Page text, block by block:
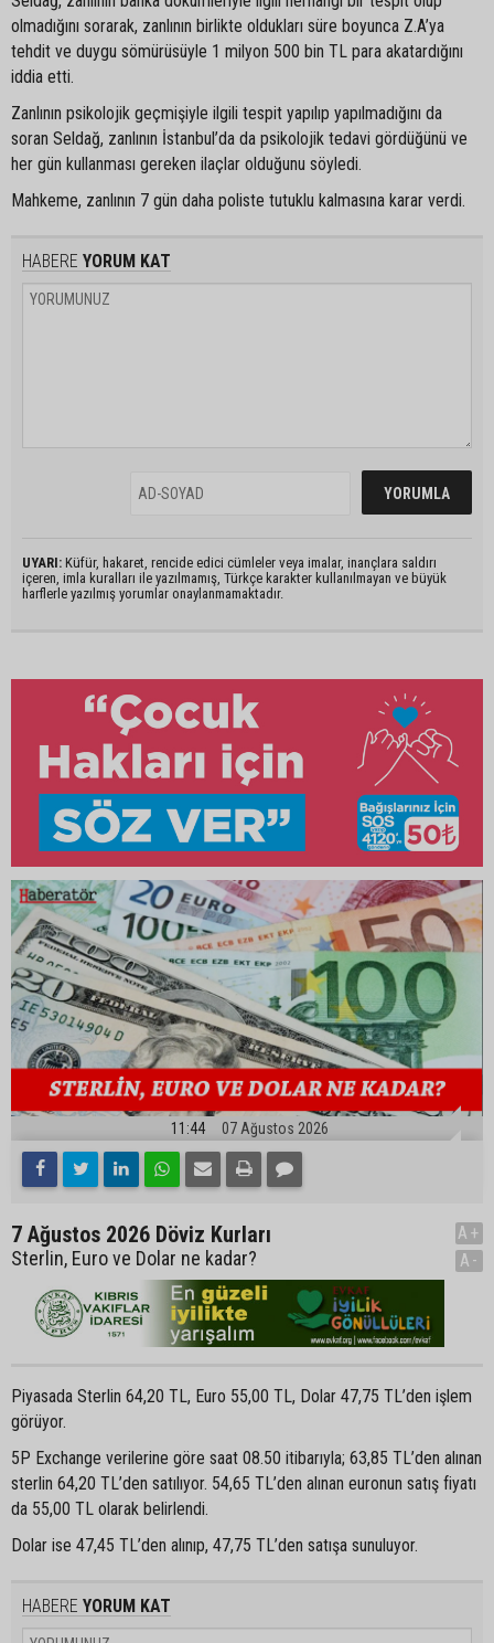
olmadığını sorarak, zanlının birlikte oldukları süre boyunca Z.A’ya
tehdit ve duygu sömürüsüyle 1 milyon 500 bin TL para akatardığını
iddia etti.
Zanlının psikolojik geçmişiyle ilgili tespit yapılıp yapılmadığını da
soran Seldağ, zanlının İstanbul’da da psikolojik tedavi gördüğünü ve
her gün kullanması gereken ilaçlar olduğunu söyledi.
Mahkeme, zanlının 7 gün daha poliste tutuklu kalmasına karar verdi.
HABERE YORUM KAT
UYARI: Küfür, hakaret, rencide edici cümleler veya imalar, inançlara saldırı
içeren, imla kuralları ile yazılmamış, Türkçe karakter kullanılmayan ve büyük
harflerle yazılmış yorumlar onaylanmamaktadır.
11:44 07 Ağustos 2026
7 Ağustos 2026 Döviz Kurları
Sterlin, Euro ve Dolar ne kadar?
A+
A-
Piyasada Sterlin 64,20 TL, Euro 55,00 TL, Dolar 47,75 TL’den işlem
görüyor.
5P Exchange verilerine göre saat 08.50 itibarıyla; 63,85 TL’den alınan
sterlin 64,20 TL’den satılıyor. 54,65 TL’den alınan euronun satış fiyatı
da 55,00 TL olarak belirlendi.
Dolar ise 47,45 TL’den alınıp, 47,75 TL’den satışa sunuluyor.
HABERE YORUM KAT